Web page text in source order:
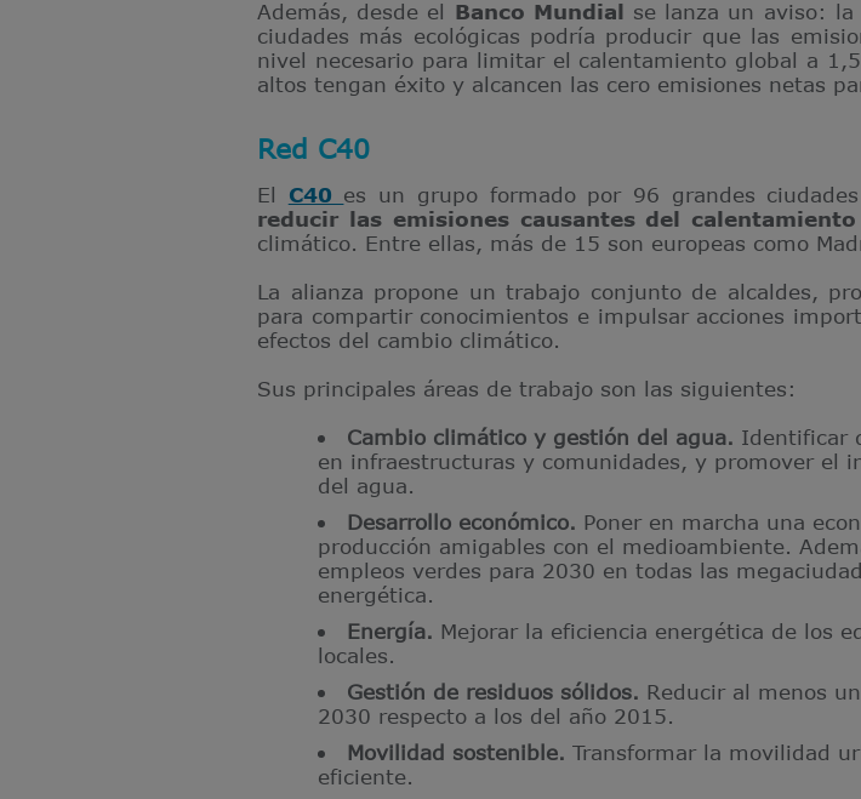
Además, desde el Banco Mundial se lanza un aviso:
ciudades más ecológicas podría producir que las
nivel necesario para limitar el calentamiento global a
altos tengan éxito y alcancen las cero emisiones netas
Red C40
El C40 es un grupo formado por 96 grandes
reducir las emisiones causantes del
climático. Entre ellas, más de 15 son europeas como
La alianza propone un trabajo conjunto de alcaldes,
para compartir conocimientos e impulsar acciones
efectos del cambio climático.
Sus principales áreas de trabajo son las siguientes:
Cambio climático y gestión del agua. Identificar
en infraestructuras y comunidades, y promover el
del agua.
Desarrollo económico. Poner en marcha una
producción amigables con el medioambiente.
empleos verdes para 2030 en todas las
energética.
Energía. Mejorar la eficiencia energética de los
locales.
Gestión de residuos sólidos. Reducir al menos
2030 respecto a los del año 2015.
Movilidad sostenible. Transformar la movilidad
eficiente.